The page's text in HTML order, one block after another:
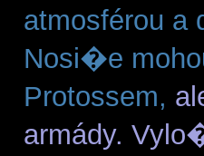
atmosférou a
Nosi�e
Protossem,
armády.